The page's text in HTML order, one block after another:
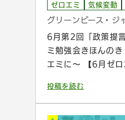
ゼロエミ 気候変動
グリーンピース・ジ
6月第2回「政策提
ミ勉強会きほんの
エミに〜 【6月ゼ
投稿を読む